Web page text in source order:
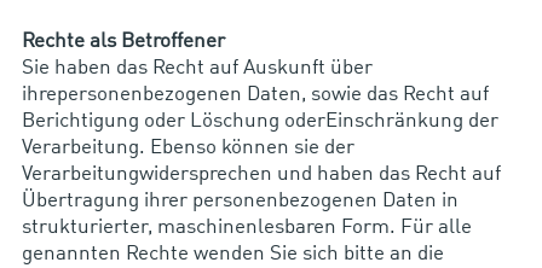
Rechte als Betroffener
Sie haben das Recht auf Auskunft über
ihrepersonenbezogenen Daten, sowie das Recht auf
Berichtigung oder Löschung oderEinschränkung der
Verarbeitung. Ebenso können sie der
Verarbeitungwidersprechen und haben das Recht auf
Übertragung ihrer personenbezogenen Daten in
strukturierter, maschinenlesbaren Form. Für alle
genannten Rechte wenden Sie sich bitte an die